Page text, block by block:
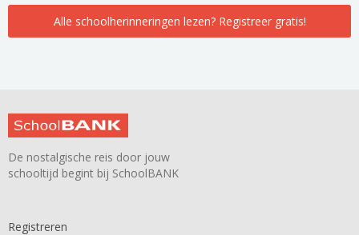
Alle schoolherinneringen lezen? Registreer gratis!
De nostalgische reis door jouw
schooltijd begint bij SchoolBANK
Registreren